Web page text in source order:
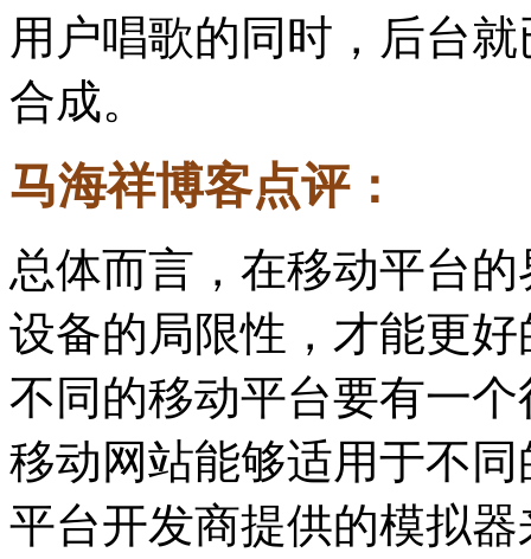
用户唱歌的同时，后台
合成。
马海祥博客点评：
总体而言，在移动平台
设备的局限性，才能更
不同的移动平台要有一
移动网站能够适用于不
平台开发商提供的模拟